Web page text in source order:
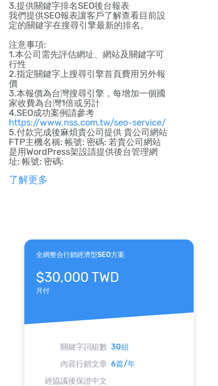
3.提供關鍵字排名SEO後台報表
我們提供SEO報表讓客戶了解查看目前設
定的關鍵字在搜尋引擎最新的排名。
注意事項:
1.本公司需先評估網址、網站及關鍵字可
行性
2.指定關鍵字上搜尋引擎首頁費用另外報
價
3.本報價為台灣搜尋引擎，每增加一個國
家收費為台灣1倍或另計
4.SEO成功案例請參考
https://www.nss.com.tw/seo-service/
5.付款完成後麻煩貴公司提供 貴公司網站
FTP主機名稱: 帳號: 密碼: 若貴公司網站
是用WordPress架設請提供後台管理網
址: 帳號: 密碼:
了解更多
全網整合行銷經濟型SEO方案
$30,000 TWD
月付
關鍵字詞組數 30組
內容行銷文章 6篇/年
經協議後保證中文